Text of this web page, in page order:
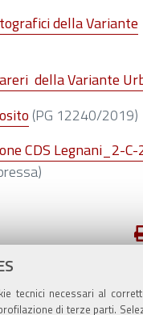
tecnici necessari al
di terze parti.
della Variante
della Variante
(PG 12240/2019)
CDS Legnani_2-
04/2019
06/2021